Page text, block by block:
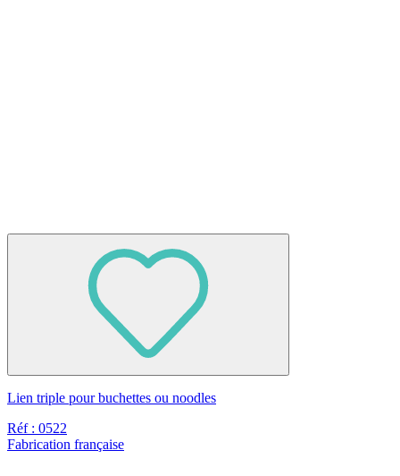
Lien triple pour buchettes ou noodles
Réf : 0522
Fabrication française